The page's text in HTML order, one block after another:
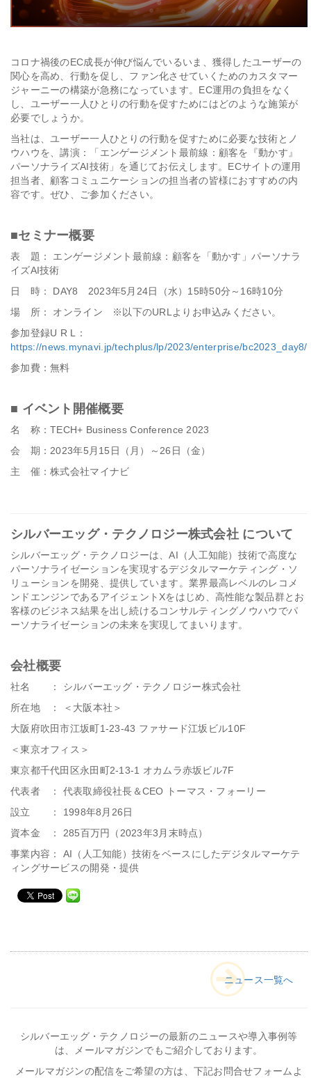
コロナ禍後のEC成長が伸び悩んでいるいま、獲得したユーザーの
関心を高め、行動を促し、ファン化させていくためのカスタマー
ジャーニーの構築が急務になっています。EC運用の負担をなく
し、ユーザー一人ひとりの行動を促すためにはどのような施策が
必要でしょうか。
当社は、ユーザー一人ひとりの行動を促すために必要な技術とノ
ウハウを、講演：「エンゲージメント最前線：顧客を『動かす』
パーソナライズAI技術」を通じてお伝えします。ECサイトの運用
担当者、顧客コミュニケーションの担当者の皆様におすすめの内
容です。ぜひ、ご参加ください。
■セミナー概要
表 題： エンゲージメント最前線：顧客を「動かす」パーソナラ
イズAI技術
日 時： DAY8 2023年5月24日（水）15時50分～16時10分
場 所： オンライン ※以下のURLよりお申込みください。
参加登録U R L：
https://news.mynavi.jp/techplus/lp/2023/enterprise/bc2023_day8/
参加費：無料
■ イベント開催概要
名 称：TECH+ Business Conference 2023
会 期：2023年5月15日（月）～26日（金）
主 催：株式会社マイナビ
シルバーエッグ・テクノロジー株式会社 について
シルバーエッグ・テクノロジーは、AI（人工知能）技術で高度な
パーソナライゼーションを実現するデジタルマーケティング・ソ
リューションを開発、提供しています。業界最高レベルのレコメ
ンドエンジンであるアイジェントXをはじめ、高性能な製品群とお
客様のビジネス結果を出し続けるコンサルティングノウハウでパ
ーソナライゼーションの未来を実現してまいります。
会社概要
社名 ： シルバーエッグ・テクノロジー株式会社
所在地 ： ＜大阪本社＞
大阪府吹田市江坂町1-23-43 ファサード江坂ビル10F
＜東京オフィス＞
東京都千代田区永田町2-13-1 オカムラ赤坂ビル7F
代表者 ： 代表取締役社長＆CEO トーマス・フォーリー
設立 ： 1998年8月26日
資本金 ： 285百万円（2023年3月末時点）
事業内容： AI（人工知能）技術をベースにしたデジタルマーケテ
ィングサービスの開発・提供
ニュース一覧へ
シルバーエッグ・テクノロジーの最新のニュースや導入事例等
は、メールマガジンでもご紹介しております。
メールマガジンの配信をご希望の方は、下記お問合せフォームよ